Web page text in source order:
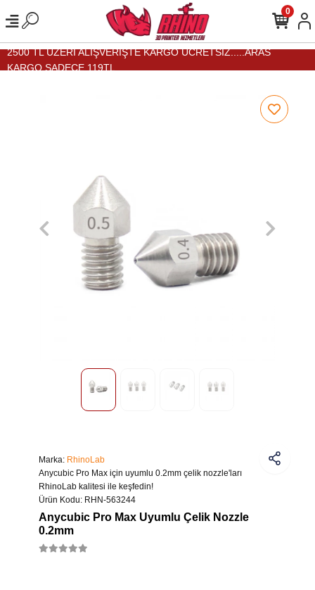
2500 TL ÜZERİ ALIŞVERİŞTE KARGO ÜCRETSİZ.....ARAS
KARGO SADECE 119TL...
0
Marka: RhinoLab
Anycubic Pro Max için uyumlu 0.2mm çelik nozzle'ları
RhinoLab kalitesi ile keşfedin!
Ürün Kodu: RHN-563244
Anycubic Pro Max Uyumlu Çelik Nozzle
0.2mm